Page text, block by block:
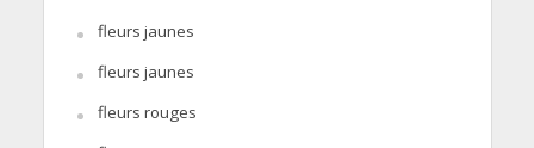
fleurs jaunes
fleurs jaunes
fleurs rouges